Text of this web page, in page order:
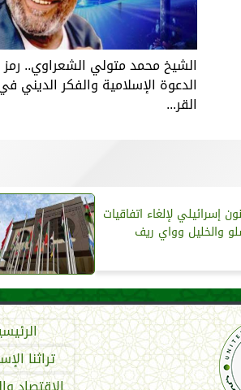
الشيخ محمد متولي الشعراوي.. رمز
الدعوة الإسلامية والفكر الديني
القر...
إسرائيلي لإلغاء اتفاقيات
والخليل وواي ريف
تراثنا